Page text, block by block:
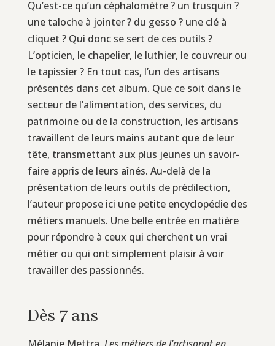
Qu’est-ce qu’un céphalomètre ? un trusquin ?
une taloche à jointer ? du gesso ? une clé à
cliquet ? Qui donc se sert de ces outils ?
L’opticien, le chapelier, le luthier, le couvreur ou
le tapissier ? En tout cas, l’un des artisans
présentés dans cet album. Que ce soit dans le
secteur de l’alimentation, des services, du
patrimoine ou de la construction, les artisans
travaillent de leurs mains autant que de leur
tête, transmettant aux plus jeunes un savoir-
faire appris de leurs aînés. Au-delà de la
présentation de leurs outils de prédilection,
l’auteur propose ici une petite encyclopédie des
métiers manuels. Une belle entrée en matière
pour répondre à ceux qui cherchent un vrai
métier ou qui ont simplement plaisir à voir
travailler des passionnés.
Dès 7 ans